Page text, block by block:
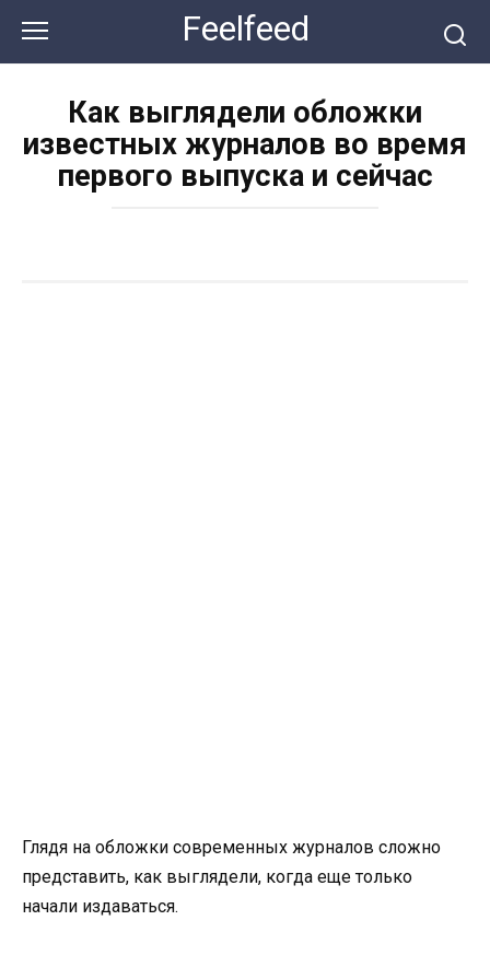
контенту
Feelfeed
Как выглядели обложки
известных журналов во время
первого выпуска и сейчас
Глядя на обложки современных журналов сложно
представить, как выглядели, когда еще только
начали издаваться.